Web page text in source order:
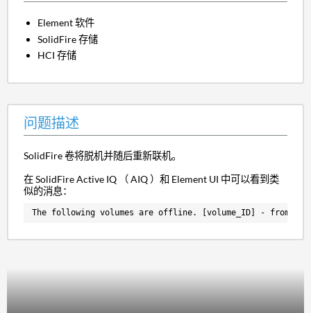
Element 软件
SolidFire 存储
HCI 存储
问题描述
SolidFire 卷将脱机并随后重新联机。
在 SolidFire Active IQ （ AIQ ）和 Element UI 中可以看到类
似的消息：
The following volumes are offline. [volume_ID] - from